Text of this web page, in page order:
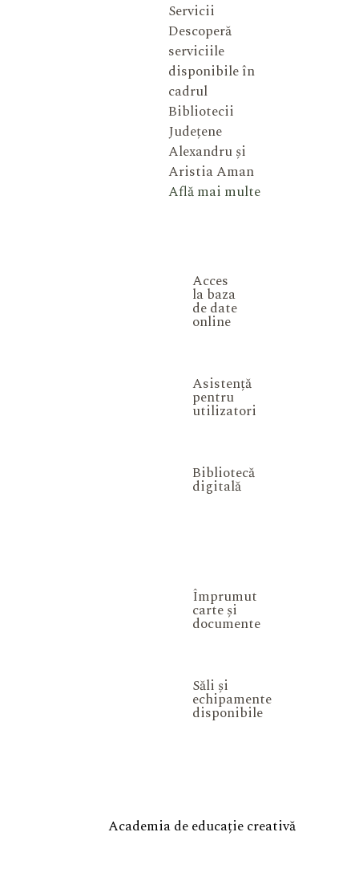
Servicii
Descoperă
serviciile
disponibile în
cadrul
Bibliotecii
Județene
Alexandru și
Aristia Aman
Află mai multe
Acces
la baza
de date
online
Asistență
pentru
utilizatori
Bibliotecă
digitală
Împrumut
carte și
documente
Săli și
echipamente
disponibile
Academia de educație creativă